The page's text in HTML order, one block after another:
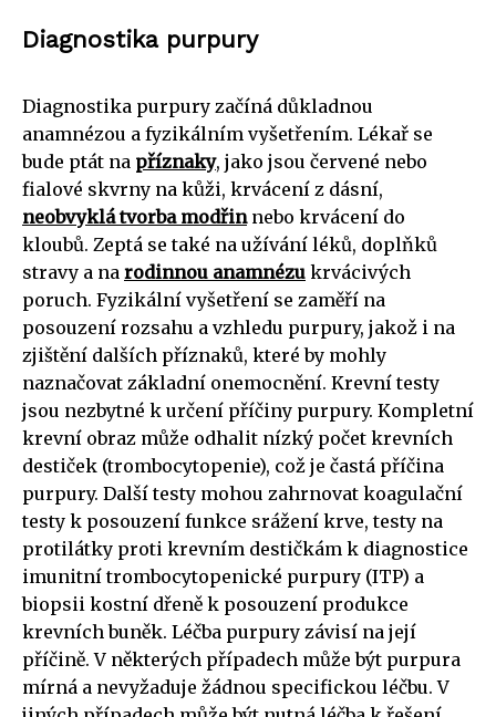
Diagnostika purpury
Diagnostika purpury začíná důkladnou
anamnézou a fyzikálním vyšetřením. Lékař se
bude ptát na příznaky, jako jsou červené nebo
fialové skvrny na kůži, krvácení z dásní,
neobvyklá tvorba modřinnebo krvácení do
kloubů. Zeptá se také na užívání léků, doplňků
stravy a na rodinnou anamnézu krvácivých
poruch. Fyzikální vyšetření se zaměří na
posouzení rozsahu a vzhledu purpury, jakož i na
zjištění dalších příznaků, které by mohly
naznačovat základní onemocnění. Krevní testy
jsou nezbytné k určení příčiny purpury. Kompletní
krevní obraz může odhalit nízký počet krevních
destiček (trombocytopenie), což je častá příčina
purpury. Další testy mohou zahrnovat koagulační
testy k posouzení funkce srážení krve, testy na
protilátky proti krevním destičkám k diagnostice
imunitní trombocytopenické purpury (ITP) a
biopsii kostní dřeně k posouzení produkce
krevních buněk. Léčba purpury závisí na její
příčině. V některých případech může být purpura
mírná a nevyžaduje žádnou specifickou léčbu. V